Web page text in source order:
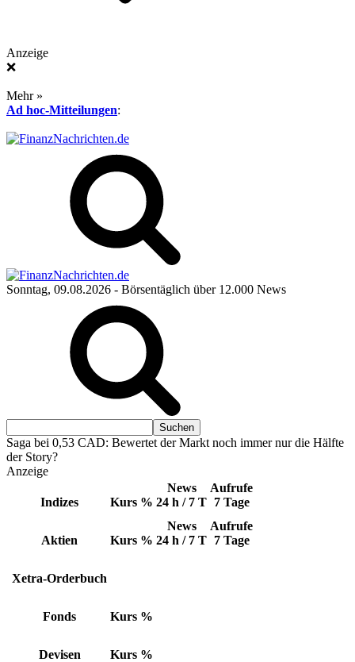
Anzeige
❌
Mehr »
Ad hoc-Mitteilungen:
Sonntag, 09.08.2026 - Börsentäglich über 12.000 News
Saga bei 0,53 CAD: Bewertet der Markt noch immer nur die Hälfte
der Story?
Anzeige
Indizes Kurs %
News
24 h / 7 T
Aufrufe
7 Tage
Aktien Kurs %
News
24 h / 7 T
Aufrufe
7 Tage
Xetra-Orderbuch
Fonds Kurs %
Devisen Kurs %